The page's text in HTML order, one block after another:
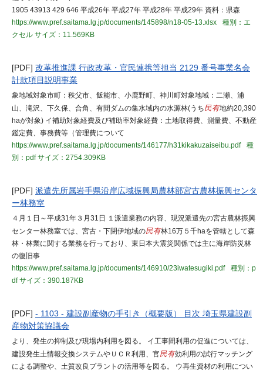
1905 43913 429 646 平成26年 平成27年 平成28年 平成29年 資料：県森
https://www.pref.saitama.lg.jp/documents/145898/n18-05-13.xlsx
種別：エ
クセル サイズ：11.569KB
[PDF] 改革推進課 行政改革・官民連携等担当 2129 番号事業名会
計款項目説明事業
象地域対象市町：秩父市、飯能市、小鹿野町、神川町対象地域：二瀬、浦
山、滝沢、下久保、合角、有間ダムの集水域内の水源林(うち民有地約20,390
haが対象) イ補助対象経費及び補助率対象経費：土地取得費、測量費、不動産
鑑定費、事務費等（管理費について
https://www.pref.saitama.lg.jp/documents/146177/h31kikakuzaiseibu.pdf
種
別：pdfサイズ：2754.309KB
[PDF] 派遣先所属岩手県沿岸広域振興局農林部宮古農林振興センタ
ー林務室
４月１日～平成31年３月31日 １派遣業務の内容、現況派遣先の宮古農林振興
センター林務室では、宮古・下閉伊地域の民有林16万５千haを管轄として森
林・林業に関する業務を行っており、東日本大震災関係では主に海岸防災林
の復旧事
https://www.pref.saitama.lg.jp/documents/146910/23iwatesugiki.pdf
種別：p
dfサイズ：390.187KB
[PDF] - 1103 - 建設副産物の手引き（概要版） 目次 埼玉県建設副
産物対策協議会
より、発生の抑制及び現場内利用を図る。 イ工事間利用の促進については、
建設発生土情報交換システムやＵＣＲ利用、官民有効利用の試行マッチング
による調整や、土質改良プラントの活用等を図る。 ウ再生資材の利用につい